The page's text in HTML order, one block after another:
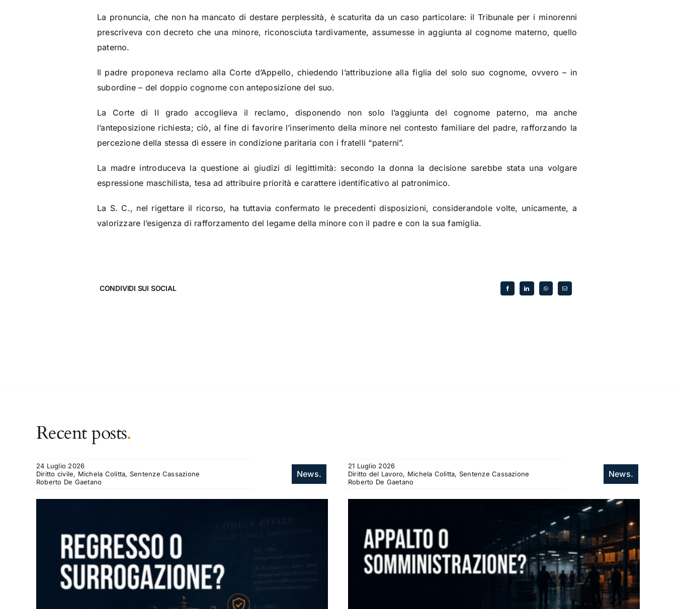
La pronuncia, che non ha mancato di destare perplessità, è scaturita da un caso particolare: il Tribunale per i minorenni
prescriveva con decreto che una minore, riconosciuta tardivamente, assumesse in aggiunta al cognome materno, quello
paterno.
Il padre proponeva reclamo alla Corte d’Appello, chiedendo l’attribuzione alla figlia del solo suo cognome, ovvero – in
subordine – del doppio cognome con anteposizione del suo.
La Corte di II grado accoglieva il reclamo, disponendo non solo l’aggiunta del cognome paterno, ma anche
l’anteposizione richiesta; ciò, al fine di favorire l’inserimento della minore nel contesto familiare del padre, rafforzando la
percezione della stessa di essere in condizione paritaria con i fratelli “paterni”.
La madre introduceva la questione ai giudizi di legittimità: secondo la donna la decisione sarebbe stata una volgare
espressione maschilista, tesa ad attribuire priorità e carattere identificativo al patronimico.
La S. C., nel rigettare il ricorso, ha tuttavia confermato le precedenti disposizioni, considerandole volte, unicamente, a
valorizzare l’esigenza di rafforzamento del legame della minore con il padre e con la sua famiglia.
CONDIVIDI SUI SOCIAL
Recent posts.
24 Luglio 2026
Diritto civile, Michela Colitta, Sentenze Cassazione
Roberto De Gaetano
News.
21 Luglio 2026
Diritto del Lavoro, Michela Colitta, Sentenze Cassazione
Roberto De Gaetano
News.